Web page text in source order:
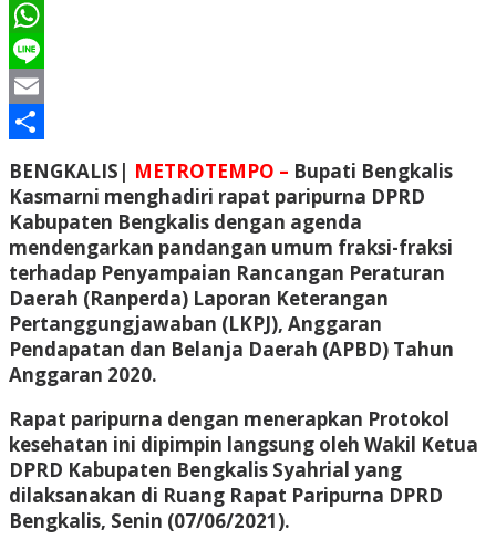
LinkedIn
WhatsApp
Line
Email
BENGKALIS| METROTEMPO – Bupati Bengkalis
Kasmarni menghadiri rapat paripurna DPRD
Kabupaten Bengkalis dengan agenda
mendengarkan pandangan umum fraksi-fraksi
terhadap Penyampaian Rancangan Peraturan
Daerah (Ranperda) Laporan Keterangan
Pertanggungjawaban (LKPJ), Anggaran
Pendapatan dan Belanja Daerah (APBD) Tahun
Anggaran 2020.
Rapat paripurna dengan menerapkan Protokol
kesehatan ini dipimpin langsung oleh Wakil Ketua
DPRD Kabupaten Bengkalis Syahrial yang
dilaksanakan di Ruang Rapat Paripurna DPRD
Bengkalis, Senin (07/06/2021).